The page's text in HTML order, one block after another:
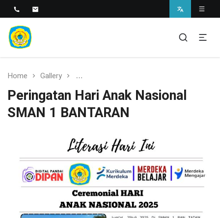
SMAN 1 Bantaran
SMAN 1 BANTARAN
Home Gallery Peringatan Hari Anak Nasional SMAN 1
Peringatan Hari Anak Nasional
SMAN 1 BANTARAN